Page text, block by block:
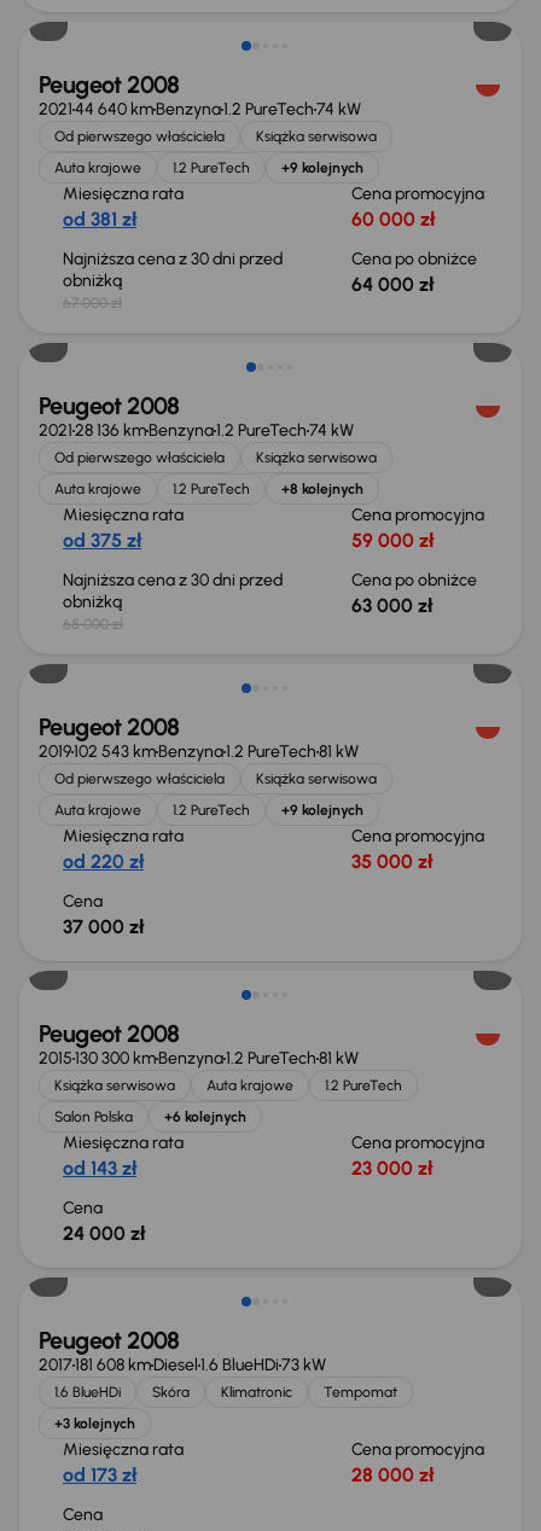
Peugeot 2008
202144 640 kmBenzyna1.2 PureTech74 kW
Od pierwszego właściciela
Książka serwisowa
Auta krajowe
1.2 PureTech +9 kolejnych
Miesięczna rata
od 381 zł
Cena promocyjna
60 000 zł
Najniższa cena z 30 dni przed
obniżką
67 000 zł
Cena po obniżce
64 000 zł
Taniej o 2 000 zł
Peugeot 2008
202128 136 kmBenzyna1.2 PureTech74 kW
Od pierwszego właściciela
Książka serwisowa
Auta krajowe
1.2 PureTech +8 kolejnych
Miesięczna rata
od 375 zł
Cena promocyjna
59 000 zł
Najniższa cena z 30 dni przed
obniżką
65 000 zł
Cena po obniżce
63 000 zł
Peugeot 2008
2019102 543 kmBenzyna1.2 PureTech81 kW
Od pierwszego właściciela
Książka serwisowa
Auta krajowe
1.2 PureTech +9 kolejnych
Miesięczna rata
od 220 zł
Cena promocyjna
35 000 zł
Cena
37 000 zł
Peugeot 2008
2015130 300 kmBenzyna1.2 PureTech81 kW
Książka serwisowa Auta krajowe
1.2 PureTech
Salon Polska
+6 kolejnych
Miesięczna rata
od 143 zł
Cena promocyjna
23 000 zł
Cena
24 000 zł
Peugeot 2008
2017181 608 kmDiesel1.6 BlueHDi73 kW
1.6 BlueHDi Skóra Klimatronic
Tempomat
+3 kolejnych
Miesięczna rata
od 173 zł
Cena promocyjna
28 000 zł
Cena